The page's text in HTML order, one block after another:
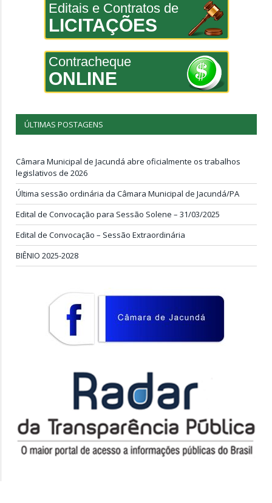
Editais e Contratos de
LICITAÇÕES
Contracheque
ONLINE
ÚLTIMAS POSTAGENS
Câmara Municipal de Jacundá abre oficialmente os trabalhos
legislativos de 2026
Última sessão ordinária da Câmara Municipal de Jacundá/PA
Edital de Convocação para Sessão Solene – 31/03/2025
Edital de Convocação – Sessão Extraordinária
BIÊNIO 2025-2028